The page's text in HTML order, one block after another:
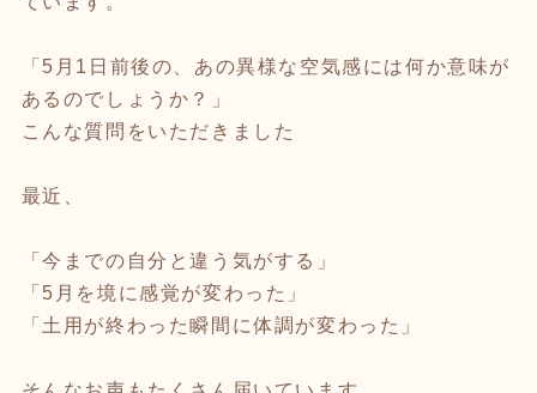
「5月1日前後の、あの異様な空気感には何か意味が
あるのでしょうか？」
こんな質問をいただきました
最近、
「今までの自分と違う気がする」
「5月を境に感覚が変わった」
「土用が終わった瞬間に体調が変わった」